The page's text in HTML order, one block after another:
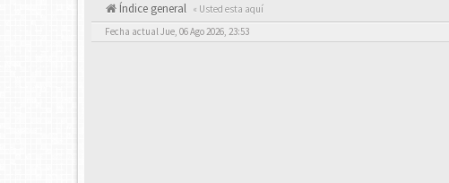
Índice general « Usted esta aquí
Fecha actual Jue, 06 Ago 2026, 23:53